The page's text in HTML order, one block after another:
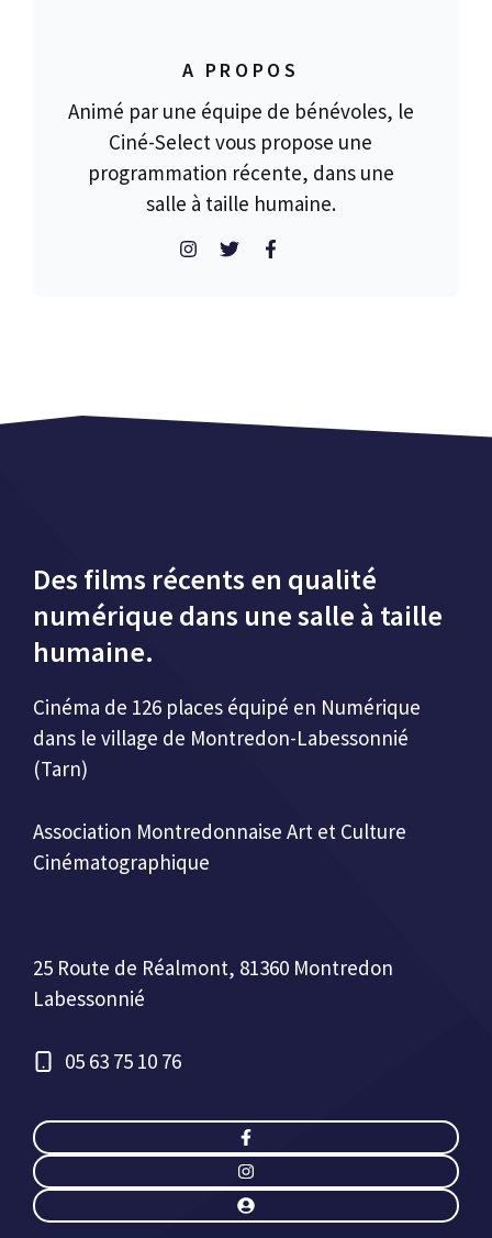
A PROPOS
Animé par une équipe de bénévoles, le
Ciné-Select vous propose une
programmation récente, dans une
salle à taille humaine.
Des films récents en qualité
numérique dans une salle à taille
humaine.
Cinéma de 126 places équipé en Numérique
dans le village de Montredon-Labessonnié
(Tarn)
Association Montredonnaise Art et Culture
Cinématographique
25 Route de Réalmont, 81360 Montredon
Labessonnié
05 63 75 10 76